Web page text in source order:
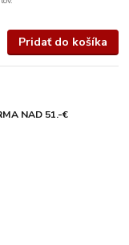
Pridať do košíka
NAD 51.-€